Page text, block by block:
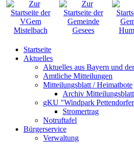
Startseite
Aktuelles
Aktuelles aus Bayern und
Amtliche Mitteilungen
Mitteilungsblatt / Heimatbote
Archiv Mitteilungsblatt
gKU "Windpark
Stromertrag
Notruftafel
Bürgerservice
Verwaltung